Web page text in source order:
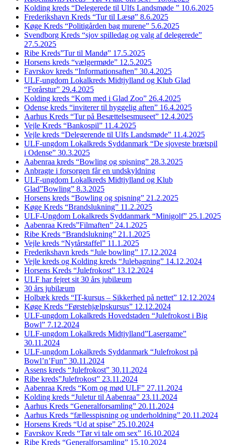
Kolding kreds “Delegerede til Ulfs Landsmøde ” 10.6.2025
Frederikshavn Kreds “Tur til Læsø” 8.6.2025
Køge Kreds “Politigården bag murene” 5.6.2025
Svendborg Kreds “sjov spilledag og valg af delegerede”
27.5.2025
Ribe Kreds”Tur til Mandø” 17.5.2025
Horsens kreds “vælgermøde” 12.5.2025
Favrskov kreds “Informationsaften” 30.4.2025
ULF-ungdom Lokalkreds Midtjylland og Klub Glad
“Forårstur” 29.4.2025
Kolding kreds “Kom med i Glad Zoo” 26.4.2025
Odense kreds “inviterer til hyggelig aften” 16.4.2025
Aarhus Kreds “Tur på Besættelsesmuseet” 12.4.2025
Vejle Kreds “Bankospil” 11.4.2025
Vejle kreds “Delegerende til Ulfs Landsmøde” 11.4.2025
ULF-ungdom Lokalkreds Syddanmark “De sjoveste brætspil
i Odense” 30.3.2025
Aabenraa kreds “Bowling og spisning” 28.3.2025
Anbragte i forsorgen får en undskyldning
ULF-ungdom Lokalkreds Midtjylland og Klub
Glad”Bowling” 8.3.2025
Horsens kreds “Bowling og spisning” 21.2.2025
Køge Kreds “Brandslukning” 11.2.2025
ULF-Ungdom Lokalkreds Syddanmark “Minigolf” 25.1.2025
Aabenraa Kreds”Filmaften” 24.1.2025
Ribe Kreds “Brandslukning” 21.1.2025
Vejle kreds “Nytårstaffel” 11.1.2025
Frederikshavn kreds “Jule bowling” 17.12.2024
Vejle kreds og Kolding kreds “Julebagning” 14.12.2024
Horsens Kreds “Julefrokost” 13.12.2024
ULF har fejret sit 30 års jubilæum
30 års jubilæum
Holbæk kreds “IT-kursus – Sikkerhed på nettet” 12.12.2024
Køge Kreds “Førstehjælpskursus” 12.12.2024
ULF-ungdom Lokalkreds Hovedstaden “Julefrokost i Big
Bowl” 7.12.2024
ULF-ungdom Lokalkreds Midtjylland”Lasergame”
30.11.2024
ULF-ungdom Lokalkreds Syddanmark “Julefrokost på
Bowl’n’Fun” 30.11.2024
Assens kreds “Julefrokost” 30.11.2024
Ribe kreds”Julefrokost” 23.11.2024
Aabenraa Kreds “Kom og mød ULF” 27.11.2024
Kolding kreds “Juletur til Aabenraa” 23.11.2024
Aarhus Kreds “Generalforsamling” 20.11.2024
Aarhus Kreds “fællesspisning og underholdning” 20.11.2024
Horsens Kreds “Ud at spise” 25.10.2024
Favrskov Kreds “Tør vi tale om sex” 16.10.2024
Ribe Kreds “Generalforsamling” 15.10.2024